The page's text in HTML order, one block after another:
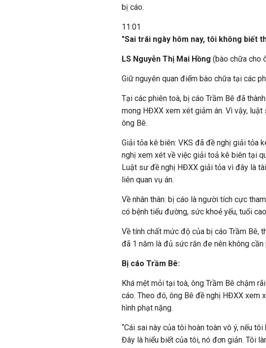
bị cáo.
11:01
"Sai trái ngày hôm nay, tôi không biết
LS Nguyễn Thị Mai Hồng (bào chữa cho
Giữ nguyên quan điểm bào chữa tại các
Tại các phiên toà, bị cáo Trầm Bê đã
mong HĐXX xem xét giảm án. Vì vậy,
ông Bê.
Giải tỏa kê biên: VKS đã đề nghị giải tỏa
nghị xem xét về việc giải toả kê biên tại
Luật sư đề nghị HĐXX giải tỏa vì đây là
liên quan vụ án.
Về nhân thân: bị cáo là người tích cực
có bệnh tiểu đường, sức khoẻ yếu, tuổi
Về tính chất mức độ của bị cáo Trầm Bê,
đã 1 năm là đủ sức răn đe nên không
Bị cáo Trầm Bê:
Khá mệt mỏi tại toà, ông Trầm Bê chậm
cáo. Theo đó, ông Bê đề nghị HĐXX xem
hình phạt nặng.
“Cái sai này của tôi hoàn toàn vô ý, nếu
Đây là hiểu biết của tôi, nó đơn giản. Tôi